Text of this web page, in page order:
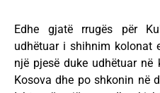
Edhe gjatë rrugës për
udhëtuar i shihnim kolonat
një pjesë duke udhëtuar
Kosova dhe po shkonin në